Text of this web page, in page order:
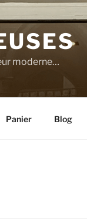
moderne…
Panier Blog